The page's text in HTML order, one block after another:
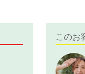
このお